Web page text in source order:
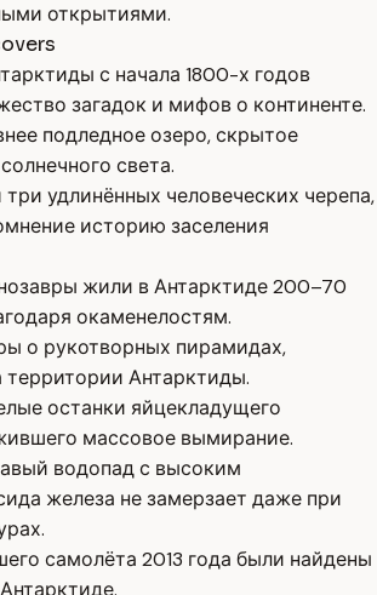
открытиями.
с начала 1800-х годов
загадок и мифов о континенте.
подледное озеро, скрытое
света.
удлинённых человеческих черепа,
историю заселения
жили в Антарктиде 200–70
окаменелостям.
о рукотворных пирамидах,
Антарктиды.
останки яйцекладущего
массовое вымирание.
водопад с высоким
железа не замерзает даже при
самолёта 2013 года были найдены